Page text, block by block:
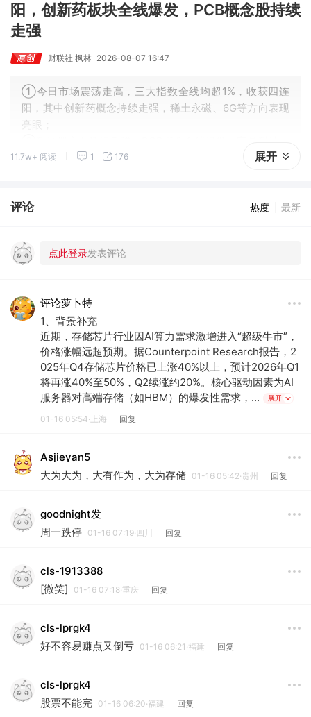
阳，创新药板块全线爆发，PCB概念股持续
走强
财联社 枫林 2026-08-07 16:47
①今日市场震荡走高，三大指数全线均超1%，收获四连
阳，其中创新药概念持续走强，稀土永磁、6G等方向表现
亮眼；
方正新材、生益科技等20余股涨停。
11.7w+ 阅读 1 176 展开
评论 热度 最新
评论萝卜特
1、背景补充
近期，存储芯片行业因AI算力需求激增进入“超级牛市”，
价格涨幅远超预期。据Counterpoint Research报告，2
025年Q4存储芯片价格已上涨40%以上，预计2026年Q1
将再涨40%至50%，Q2续涨约20%。核心驱动因素为AI
服务器对高端存储（如HBM）的爆发性需求，...
展开
01-16 05:54·上海 回复
Asjieyan5
大为大为，大有作为，大为存储 01-16 05:42·贵州 回复
goodnight发
周一跌停 01-16 07:19·四川 回复
cls-1913388
[微笑]
01-16 07:18·重庆 回复
cls-lprgk4
好不容易赚点又倒亏 01-16 06:21·福建 回复
cls-lprgk4
股票不能完 01-16 06:20·福建 回复